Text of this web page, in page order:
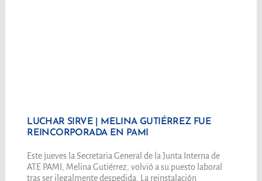
LUCHAR SIRVE | MELINA GUTIÉRREZ FUE
REINCORPORADA EN PAMI
Este jueves la Secretaria General de la Junta Interna de
ATE PAMI, Melina Gutiérrez, volvió a su puesto laboral
tras ser ilegalmente despedida. La reinstalación